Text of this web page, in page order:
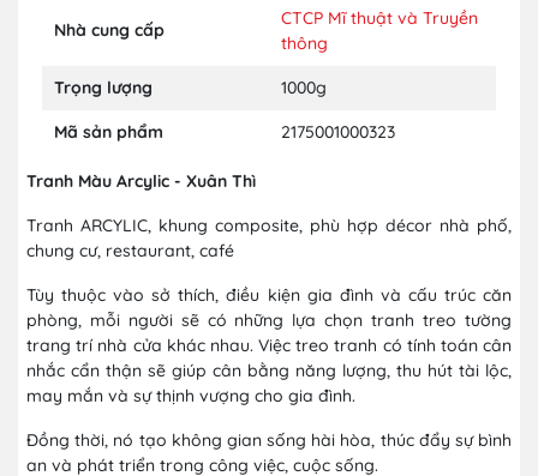
Nhà cung cấp
CTCP Mĩ thuật và Truyền
thông
Trọng lượng 1000g
Mã sản phẩm 2175001000323
Tranh Màu Arcylic - Xuân Thì
Tranh ARCYLIC, khung composite, phù hợp décor nhà phố,
chung cư, restaurant, café
Tùy thuộc vào sở thích, điều kiện gia đình và cấu trúc căn
phòng, mỗi người sẽ có những lựa chọn tranh treo tường
trang trí nhà cửa khác nhau. Việc treo tranh có tính toán cân
nhắc cẩn thận sẽ giúp cân bằng năng lượng, thu hút tài lộc,
may mắn và sự thịnh vượng cho gia đình.
Đồng thời, nó tạo không gian sống hài hòa, thúc đẩy sự bình
an và phát triển trong công việc, cuộc sống.